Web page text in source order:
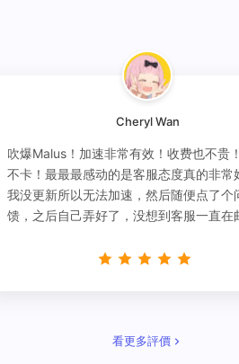
Cheryl Wan
吹爆Malus！加速非常有效！收费也不贵
不卡！最最最感动的是客服态度真的非常
我没更新所以无法加速，然后随便点了个
馈，之后自己弄好了，没想到客服一直在
看更多評價